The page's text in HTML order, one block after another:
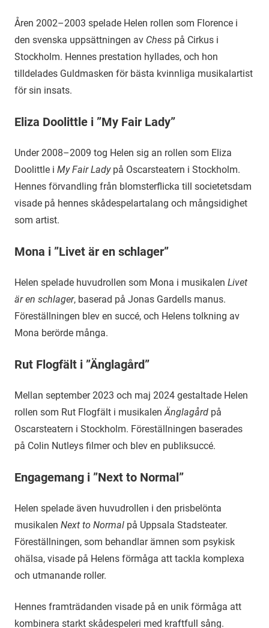
Åren 2002–2003 spelade Helen rollen som Florence i
den svenska uppsättningen av Chess på Cirkus i
Stockholm. Hennes prestation hyllades, och hon
tilldelades Guldmasken för bästa kvinnliga musikalartist
för sin insats.
Eliza Doolittle i ”My Fair Lady”
Under 2008–2009 tog Helen sig an rollen som Eliza
Doolittle i My Fair Ladypå Oscarsteatern i Stockholm.
Hennes förvandling från blomsterflicka till societetsdam
visade på hennes skådespelartalang och mångsidighet
som artist.
Mona i ”Livet är en schlager”
Helen spelade huvudrollen som Mona i musikalen Livet
är en schlager, baserad på Jonas Gardells manus.
Föreställningen blev en succé, och Helens tolkning av
Mona berörde många.
Rut Flogfält i ”Änglagård”
Mellan september 2023 och maj 2024 gestaltade Helen
rollen som Rut Flogfält i musikalen Änglagård på
Oscarsteatern i Stockholm. Föreställningen baserades
på Colin Nutleys filmer och blev en publiksuccé.
Engagemang i ”Next to Normal”
Helen spelade även huvudrollen i den prisbelönta
musikalen Next to Normal på Uppsala Stadsteater.
Föreställningen, som behandlar ämnen som psykisk
ohälsa, visade på Helens förmåga att tackla komplexa
och utmanande roller.
Hennes framträdanden visade på en unik förmåga att
kombinera starkt skådespeleri med kraftfull sång.